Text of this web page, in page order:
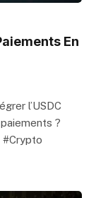
En
l’USDC
?
#Crypto